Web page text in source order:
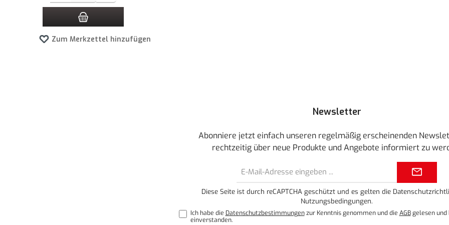
Zum Merkzettel hinzufügen
Newsletter
Abonniere jetzt einfach unseren regelmäßig erscheinenden
rechtzeitig über neue Produkte und Angebote informiert zu
Mail-
Diese Seite ist durch reCAPTCHA geschützt und es gelten die
Nutzungsbedingungen.
Ich habe die Datenschutzbestimmungenzur Kenntnis genommen und die AGBgelesen und
einverstanden.